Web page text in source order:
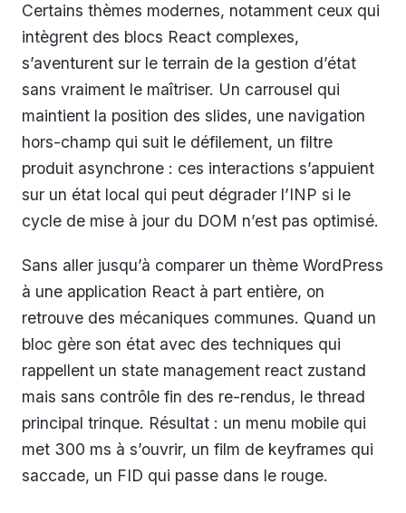
Certains thèmes modernes, notamment ceux qui
intègrent des blocs React complexes,
s’aventurent sur le terrain de la gestion d’état
sans vraiment le maîtriser. Un carrousel qui
maintient la position des slides, une navigation
hors-champ qui suit le défilement, un filtre
produit asynchrone : ces interactions s’appuient
sur un état local qui peut dégrader l’INP si le
cycle de mise à jour du DOM n’est pas optimisé.
Sans aller jusqu’à comparer un thème WordPress
à une application React à part entière, on
retrouve des mécaniques communes. Quand un
bloc gère son état avec des techniques qui
rappellent un state management react zustand
mais sans contrôle fin des re-rendus, le thread
principal trinque. Résultat : un menu mobile qui
met 300 ms à s’ouvrir, un film de keyframes qui
saccade, un FID qui passe dans le rouge.